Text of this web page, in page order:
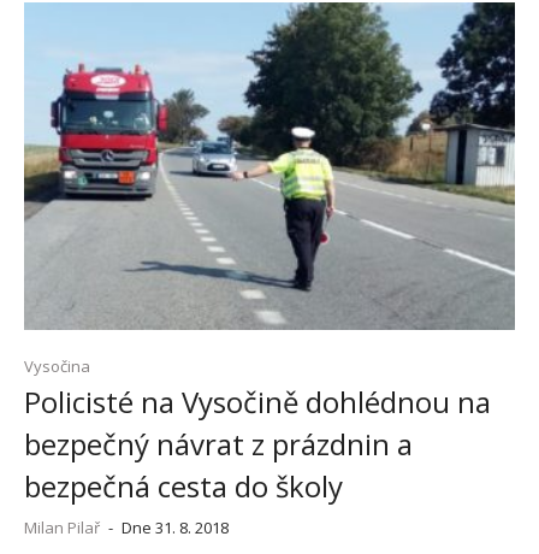
Vysočina
Policisté na Vysočině dohlédnou na
bezpečný návrat z prázdnin a
bezpečná cesta do školy
Milan Pilař - Dne 31. 8. 2018